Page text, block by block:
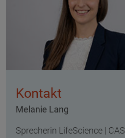
Kontakt
Melanie Lang
Sprecherin LifeScience |